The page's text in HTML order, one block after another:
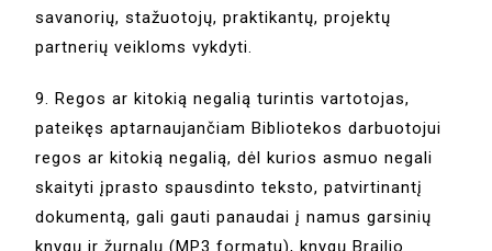
savanorių, stažuotojų, praktikantų, projektų
partnerių veikloms vykdyti.
9. Regos ar kitokią negalią turintis vartotojas,
pateikęs aptarnaujančiam Bibliotekos darbuotojui
regos ar kitokią negalią, dėl kurios asmuo negali
skaityti įprasto spausdinto teksto, patvirtinantį
dokumentą, gali gauti panaudai į namus garsinių
knygų ir žurnalų (MP3 formatu), knygų Brailio